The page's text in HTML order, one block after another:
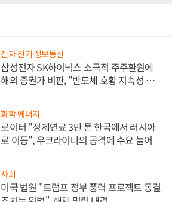
전자·전기·정보통신
삼성전자 SK하이닉스 소극적 주주환원에
해외 증권가 비판, "반도체 호황 지속성 의
화학·에너지
로이터 "정제연료 3만 톤 한국에서 러시아
로 이동", 우크라이나의 공격에 수요 늘어
사회
미국 법원 "트럼프 정부 풍력 프로젝트 동결